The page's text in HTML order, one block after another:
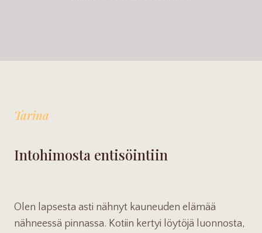
Tarina
Intohimosta entisöintiin
Olen lapsesta asti nähnyt kauneuden elämää
nähneessä pinnassa. Kotiin kertyi löytöjä luonnosta,